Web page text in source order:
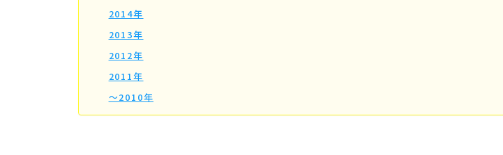
2014年
2013年
2012年
2011年
～2010年